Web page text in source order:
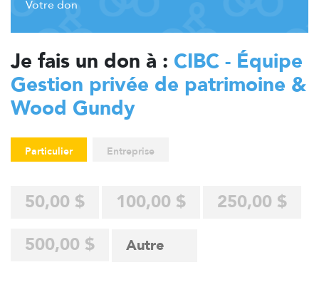
Je fais un don à : CIBC - Équipe
Gestion privée de patrimoine &
Wood Gundy
Particulier Entreprise
50,00 $ 100,00 $
250,00 $
500,00 $